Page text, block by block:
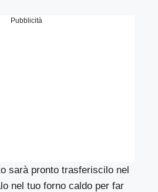
Pubblicità
sarà pronto trasferiscilo nel
nel tuo forno caldo per far